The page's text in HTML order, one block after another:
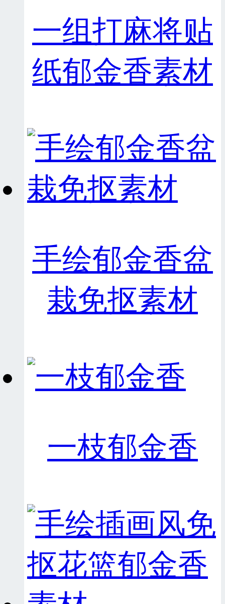
一组打麻将贴
纸郁金香素材
手绘郁金香盆
栽免抠素材
一枝郁金香